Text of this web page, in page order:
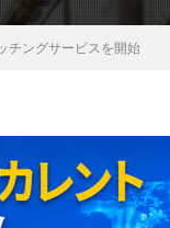
チングサービスを開始